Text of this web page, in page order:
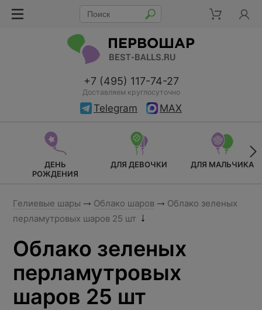
+7 (495) 117-74-27
Доставляем круглосуточно
Telegram MAX
ДЕНЬ
РОЖДЕНИЯ
ДЛЯ ДЕВОЧКИ ДЛЯ МАЛЬЧИКА
Гелиевые шары Облако шаров
Облако зеленых
перламутровых шаров 25 шт
Облако зеленых
перламутровых
шаров 25 шт